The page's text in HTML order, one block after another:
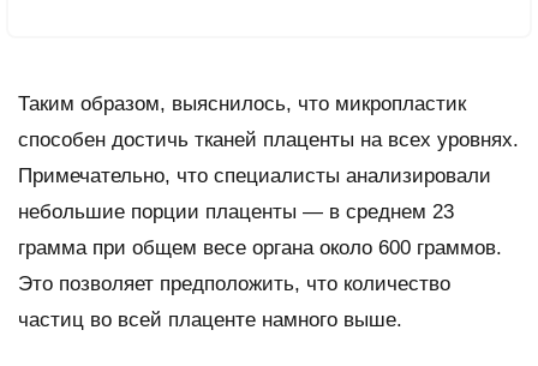
Таким образом, выяснилось, что микропластик
способен достичь тканей плаценты на всех уровнях.
Примечательно, что специалисты анализировали
небольшие порции плаценты — в среднем 23
грамма при общем весе органа около 600 граммов.
Это позволяет предположить, что количество
частиц во всей плаценте намного выше.